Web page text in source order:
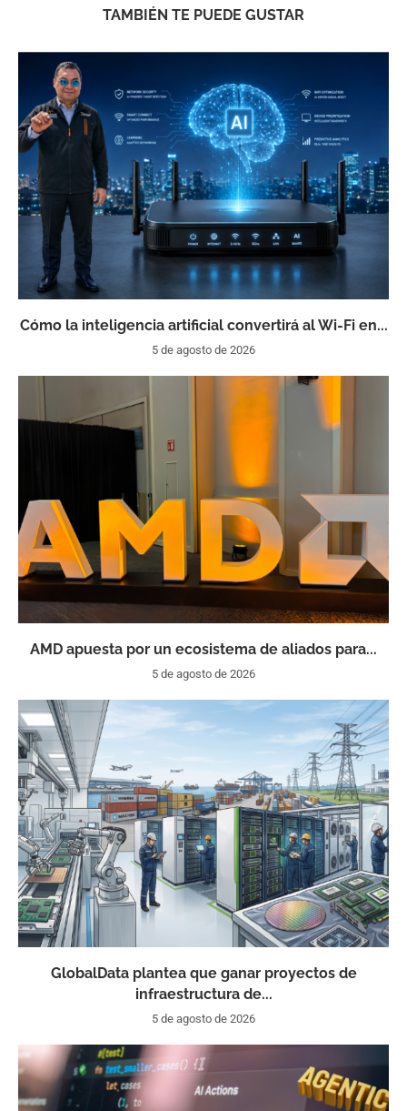
TAMBIÉN TE PUEDE GUSTAR
Cómo la inteligencia artificial convertirá al Wi-Fi en...
5 de agosto de 2026
AMD apuesta por un ecosistema de aliados para...
5 de agosto de 2026
GlobalData plantea que ganar proyectos de
infraestructura de...
5 de agosto de 2026